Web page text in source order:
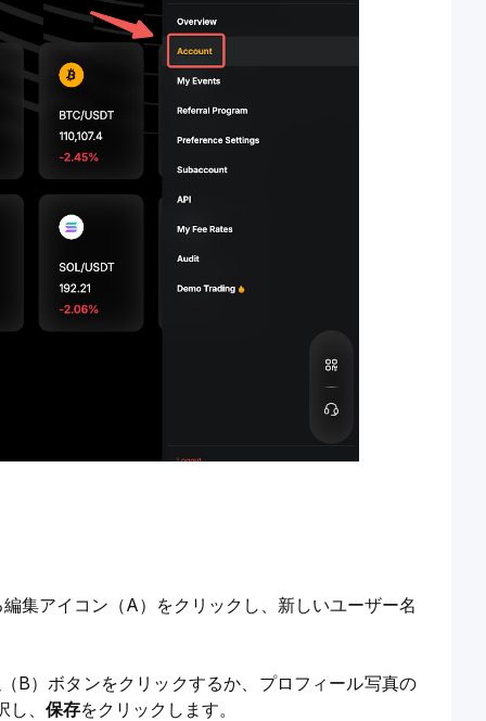
集アイコン（A）をクリックし、新しいユーザー名
（B）ボタンをクリックするか、プロフィール写真の
、 保存をクリックします。